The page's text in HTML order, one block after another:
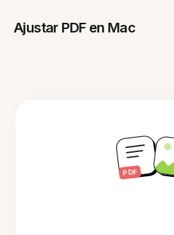
Ajustar PDF en Mac